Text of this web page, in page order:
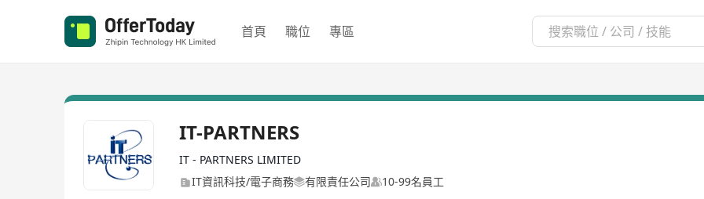
首頁 職位 專區
IT-PARTNERS
IT - PARTNERS LIMITED
IT資訊科技/電子商務
有限責任公司 10-99名員工